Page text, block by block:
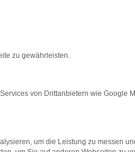
handelt es sich um die
einer VW Polo
die in Rastatt oder
ein Vorbesitzer. Sie
zu gewährleisten.
von Drittanbietern wie Google
um die Leistung zu messen